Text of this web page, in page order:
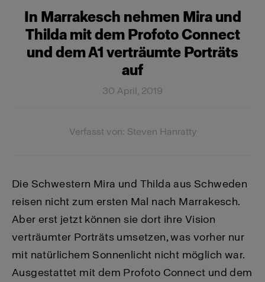
In Marrakesch nehmen Mira und
Thilda mit dem Profoto Connect
und dem A1 verträumte Porträts
auf
30 April, 2019
Verfasst von: Steven Hanratty
Die Schwestern Mira und Thilda aus Schweden
reisen nicht zum ersten Mal nach Marrakesch.
Aber erst jetzt können sie dort ihre Vision
verträumter Porträts umsetzen, was vorher nur
mit natürlichem Sonnenlicht nicht möglich war.
Ausgestattet mit dem Profoto Connect und dem